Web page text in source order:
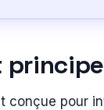
conçue pour